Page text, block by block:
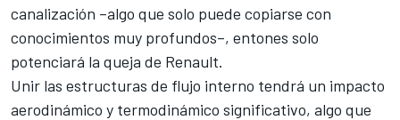
canalización –algo que solo puede copiarse con
conocimientos muy profundos–, entones solo
potenciará la queja de Renault.
Unir las estructuras de flujo interno tendrá un impacto
aerodinámico y termodinámico significativo, algo que